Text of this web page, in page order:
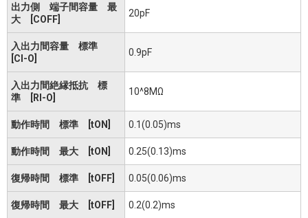
出力側 端子間容量 最
大 [COFF]
20pF
入出力間容量 標準
[CI-O]
0.9pF
入出力間絶縁抵抗 標
準 [RI-O]
10^8MΩ
動作時間 標準 [tON] 0.1(0.05)ms
動作時間 最大 [tON] 0.25(0.13)ms
復帰時間 標準 [tOFF] 0.05(0.06)ms
復帰時間 最大 [tOFF] 0.2(0.2)ms